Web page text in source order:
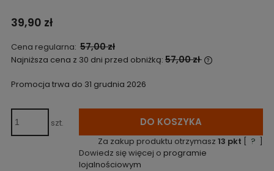
39,90 zł
Cena regularna: 57,00 zł
Najniższa cena z 30 dni przed obniżką: 57,00 zł
pojawił się w
Promocja trwa do 31 grudnia 2026
szt. DO KOSZYKA
Za zakup produktu otrzymasz13 pkt [ ? ]
Dowiedz się więcej o programie
lojalnościowym